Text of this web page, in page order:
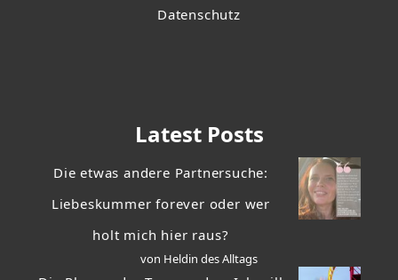
Datenschutz
Latest Posts
Die etwas andere Partnersuche:
Liebeskummer forever oder wer
holt mich hier raus?
von Heldin des Alltags